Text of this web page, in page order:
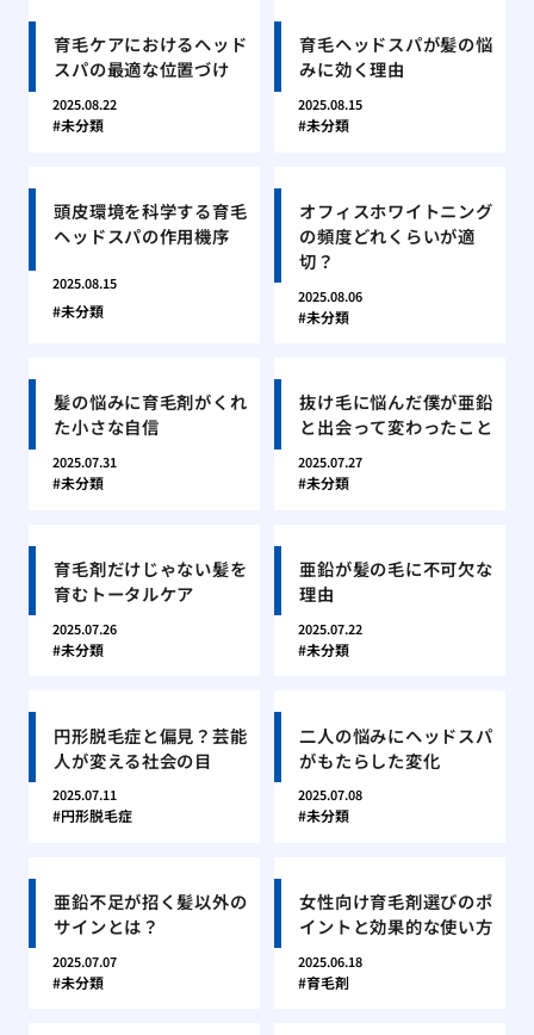
育毛ケアにおけるヘッド
スパの最適な位置づけ
2025.08.22
未分類
育毛ヘッドスパが髪の悩
みに効く理由
2025.08.15
未分類
頭皮環境を科学する育毛
ヘッドスパの作用機序
2025.08.15
未分類
オフィスホワイトニング
の頻度どれくらいが適
切？
2025.08.06
未分類
髪の悩みに育毛剤がくれ
た小さな自信
2025.07.31
未分類
抜け毛に悩んだ僕が亜鉛
と出会って変わったこと
2025.07.27
未分類
育毛剤だけじゃない髪を
育むトータルケア
2025.07.26
未分類
亜鉛が髪の毛に不可欠な
理由
2025.07.22
未分類
円形脱毛症と偏見？芸能
人が変える社会の目
2025.07.11
円形脱毛症
二人の悩みにヘッドスパ
がもたらした変化
2025.07.08
未分類
亜鉛不足が招く髪以外の
サインとは？
2025.07.07
未分類
女性向け育毛剤選びのポ
イントと効果的な使い方
2025.06.18
育毛剤